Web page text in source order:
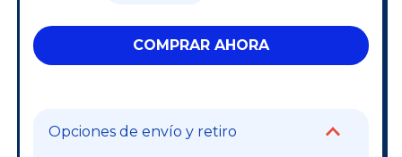
Opciones de envío y retiro